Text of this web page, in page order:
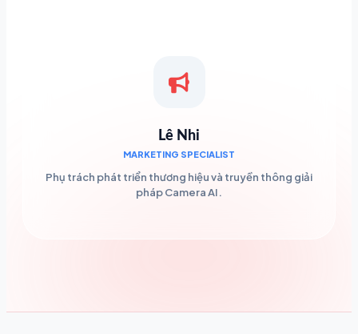
Lê Nhi
MARKETING SPECIALIST
Phụ trách phát triển thương hiệu và truyền thông giải
pháp Camera AI.